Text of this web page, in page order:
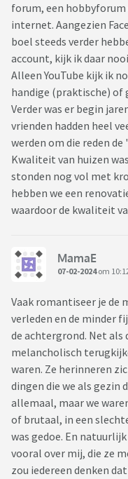
forum, een hobbyforum
internet. Aangezien
boel steeds verder
account, kijk ik daar
Alleen YouTube kijk ik
handige (praktische) of
Verder was er begin
vrienden hadden heel
werden om die reden
Kwaliteit van huizen
stonden nog vol met
hebben we een
waardoor de kwaliteit
MamaE
07-02-2024om
Vaak romantiseer je de
verleden en de minder
de achtergrond. Net als
melancholisch
waren. Ze herinneren
dingen die we als gezin
allemaal, maar we
of brutaal, in een
was gedoe. En
vooral over mij, die ze
zou iedereen denken